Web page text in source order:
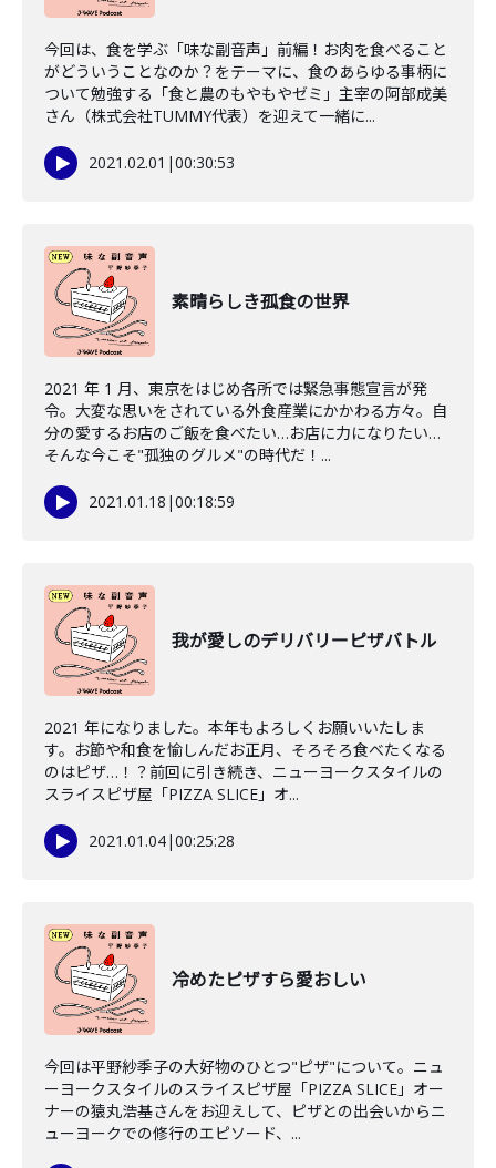
今回は、食を学ぶ「味な副音声」前編！お肉を食べること
がどういうことなのか？をテーマに、食のあらゆる事柄に
ついて勉強する「食と農のもやもやゼミ」主宰の阿部成美
さん（株式会社TUMMY代表）を迎えて一緒に...
2021.02.01 |00:30:53
素晴らしき孤食の世界
2021 年 1 月、東京をはじめ各所では緊急事態宣言が発
令。大変な思いをされている外食産業にかかわる方々。自
分の愛するお店のご飯を食べたい…お店に力になりたい…
そんな今こそ"孤独のグルメ"の時代だ！...
2021.01.18 |00:18:59
我が愛しのデリバリーピザバトル
2021 年になりました。本年もよろしくお願いいたしま
す。お節や和食を愉しんだお正月、そろそろ食べたくなる
のはピザ…！？前回に引き続き、ニューヨークスタイルの
スライスピザ屋「PIZZA SLICE」オ...
2021.01.04|00:25:28
冷めたピザすら愛おしい
今回は平野紗季子の大好物のひとつ"ピザ"について。ニュ
ーヨークスタイルのスライスピザ屋「PIZZA SLICE」オー
ナーの猿丸浩基さんをお迎えして、ピザとの出会いからニ
ューヨークでの修行のエピソード、...